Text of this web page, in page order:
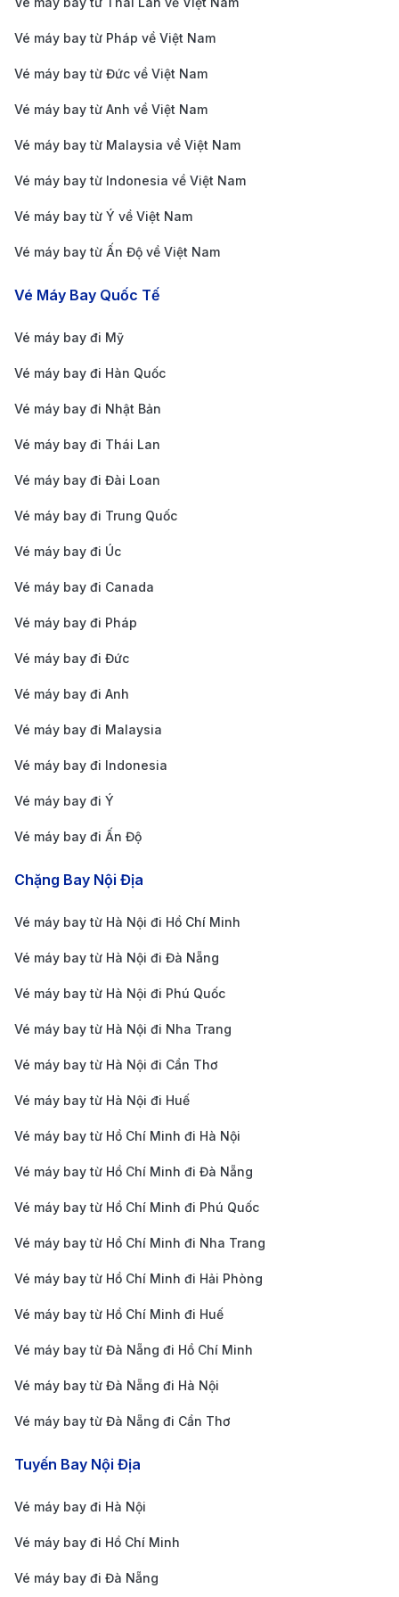
những tiện ích và dịch vụ vượt trội:
Giá vé cạnh tranh và thường xuyên có khuyến
mãi : 190Booking liên kết với các hãng hàng không
uy tín, mang đến giá vé tốt nhất và cập nhật các
dàng săn vé rẻ.
Dịch vụ hỗ trợ khách hàng 24/7
khách hàng của 190Booking luôn sẵn sàng tư vấn,
giải đáp mọi thắc mắc từ việc đặt vé, đổi vé, hay
toàn và tiện lợi.
Thanh toán linh hoạt, bảo mật cao
toàn, linh hoạt như thẻ tín dụng, ví điện tử và
chuyển khoản ngân hàng.
Cập nhật thông tin chuyến bay nhanh chóng
190Booking cung cấp thông tin chi tiết về chuyến
chuyến bay phù hợp.
Với các tiện ích này,
cậy cho những ai muốn có trải nghiệm đặt vé máy bay
từ Côn Đảo đi Thanh Hóa dễ dàng, nhanh chóng và
Những Điều Cần Biết Khi Đến
Thanh Hóa
Sau khi đặtvé máy bay từ Côn Đảo đi Thanh Hóa
bạn cần lưu ý một số thông tin hữu ích để chuyến đi
của mình trở nên thuận lợi và thú vị.
Thời Tiết Tại Thanh Hóa
nóng và mùa đông lạnh. Thời gian lý tưởng nhất để du
lịch Thanh Hóa là từ tháng 4 đến tháng 9, khi thời tiết
ấm áp, thích hợp cho các hoạt động ngoài trời và du
các di tích lịch sử và thưởng thức ẩm thực địa phương.
Những Điểm Tham Quan Nổi Bật
Tại Thanh Hóa
Thanh Hóa là một tỉnh giàu lịch sử và có nhiều điểm
du lịch hấp dẫn. Sau khi đặt vé máy bay từ Côn Đảo
nổi bật sau:
Bãi Biển Sầm Sơn:Sầm Sơn từ lâu đã là biểu tượng
của du lịch biển Việt Nam. Với bãi cát trải dài, làn
nước trong xanh mát lạnh và hệ thống khách sạn,
khách mỗi năm. Đến đây, bạn không chỉ được tận
hưởng những giây phút thư giãn bên bờ biển mà còn
có cơ hội tham gia các hoạt động vui chơi giải trí sôi
tươi ngon...
Thành Nhà Hồ: Thành nhà Hồ là di tích lịch sử được
UNESCO công nhận là Di sản Văn hóa Thế giới.
độc đáo, là minh chứng cho sự phát triển của triều đại
Vé máy bay từ Pháp về Việt Nam
Vé máy bay từ Đức về Việt Nam
Vé máy bay từ Anh về Việt Nam
Vé máy bay từ Malaysia về Việt Nam
Vé máy bay từ Indonesia về Việt Nam
Vé máy bay từ Ý về Việt Nam
Vé máy bay từ Ấn Độ về Việt Nam
Vé Máy Bay Quốc Tế
Vé máy bay đi Mỹ
Vé máy bay đi Hàn Quốc
Vé máy bay đi Nhật Bản
Vé máy bay đi Thái Lan
Vé máy bay đi Đài Loan
Vé máy bay đi Trung Quốc
Vé máy bay đi Úc
Vé máy bay đi Canada
Vé máy bay đi Pháp
Vé máy bay đi Đức
Vé máy bay đi Anh
Vé máy bay đi Malaysia
Vé máy bay đi Indonesia
Vé máy bay đi Ý
Vé máy bay đi Ấn Độ
Chặng Bay Nội Địa
Vé máy bay từ Hà Nội đi Hồ Chí Minh
Vé máy bay từ Hà Nội đi Đà Nẵng
Vé máy bay từ Hà Nội đi Phú Quốc
Vé máy bay từ Hà Nội đi Nha Trang
Vé máy bay từ Hà Nội đi Cần Thơ
Vé máy bay từ Hà Nội đi Huế
Vé máy bay từ Hồ Chí Minh đi Hà Nội
Vé máy bay từ Hồ Chí Minh đi Đà Nẵng
Vé máy bay từ Hồ Chí Minh đi Phú Quốc
Vé máy bay từ Hồ Chí Minh đi Nha Trang
Vé máy bay từ Hồ Chí Minh đi Hải Phòng
Vé máy bay từ Hồ Chí Minh đi Huế
Vé máy bay từ Đà Nẵng đi Hồ Chí Minh
Vé máy bay từ Đà Nẵng đi Hà Nội
Vé máy bay từ Đà Nẵng đi Cần Thơ
Tuyến Bay Nội Địa
Vé máy bay đi Hà Nội
Vé máy bay đi Hồ Chí Minh
Vé máy bay đi Đà Nẵng